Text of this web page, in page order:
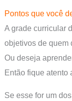
Pontos que você
A grade curricular
objetivos de quem
Ou deseja
Então fique atento
Se esse for um